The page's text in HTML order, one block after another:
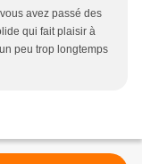
avez passé des
qui fait plaisir à
peu trop longtemps